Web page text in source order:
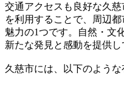
交通アクセスも良好な久
を利用することで、周辺
魅力の1つです。自然・文
新たな発見と感動を提供し
久慈市には、以下のような